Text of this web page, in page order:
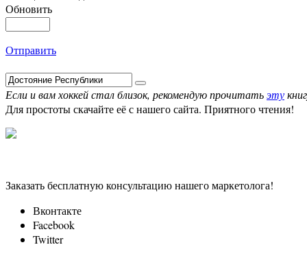
Обновить
Отправить
Если и вам хоккей стал близок, рекомендую прочитатьэту
Для простоты скачайте её с нашего сайта. Приятного чтения!
Заказать бесплатную консультацию нашего маркетолога!
Вконтакте
Facebook
Twitter